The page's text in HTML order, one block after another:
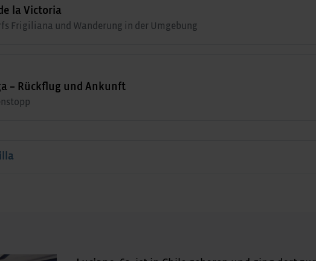
la Victoria
Frigiliana und Wanderung in der Umgebung
– Rückflug und Ankunft